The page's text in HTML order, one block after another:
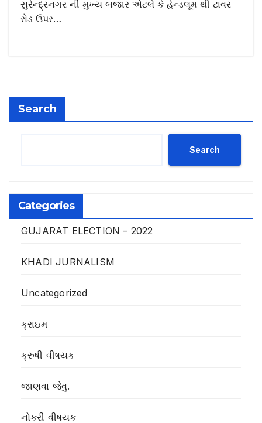
સુરેન્દ્રનગર ની મુખ્ય બજાર એટલે કે હેન્ડલૂમ થી ટાવર
રોડ ઉપર…
Search
Search
Categories
GUJARAT ELECTION – 2022
KHADI JURNALISM
Uncategorized
ક્રાઇમ
ક્રુષી વીષયક
જાણવા જેવુ.
નોકરી વીષયક